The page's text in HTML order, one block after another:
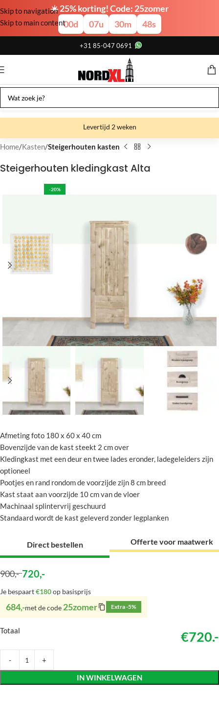
☀️ 25% korting! Code: 25zomer
00d 07u 30m 48s
Skip to navigation
Skip to main content
+31 85-047 0691
Levertijd 2 weken
Gratis verzending
Gratis afhalen
Home Kasten Steigerhouten kasten
Steigerhouten kledingkast Alta
-20%
Afmeting foto 180 x 60 x 40 cm
Bovenzijde van de kast steekt 2 cm over
Kledingkast met een deur en twee lades eronder, ladegeleiders zijn
optioneel
Pootjes en rand rondom de voorzijde zijn 8 cm breed
Kast staat aan voorzijde 10 cm van de vloer
Machinaal splintervrij geschuurd
Standaard wordt de kast geleverd zonder legplanken
Direct bestellen Offerte voor maatwerk
900,- 720,-
Je bespaart€180op basisprijs
684,-met de code 25zomer Extra -5%
Totaal €720.-
IN WINKELWAGEN